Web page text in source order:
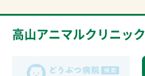
高山アニマルクリニック